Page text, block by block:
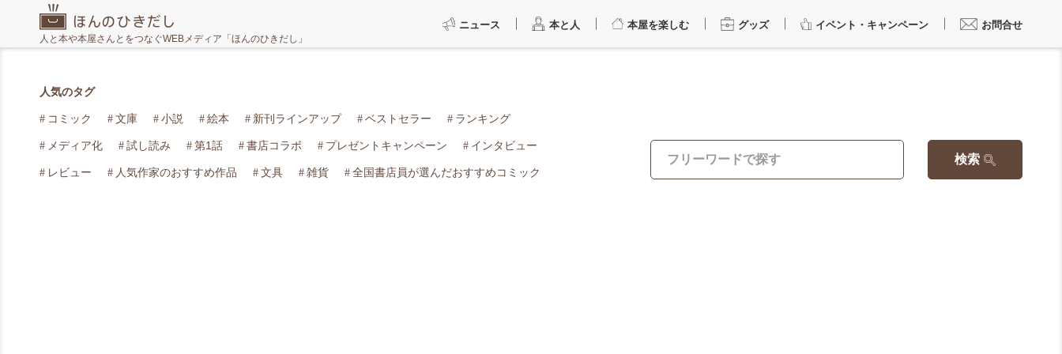
人と本や本屋さんとをつなぐWEBメディア「ほんのひきだし」
ニュース 本と人 本屋を楽しむ グッズ イベント・キャンペーン お問合せ
人気のタグ
コミック 文庫 小説 絵本 新刊ラインアップ ベストセラー ランキング
メディア化 試し読み 第1話 書店コラボ プレゼントキャンペーン インタビュー
レビュー 人気作家のおすすめ作品 文具 雑貨 全国書店員が選んだおすすめコミック
検索